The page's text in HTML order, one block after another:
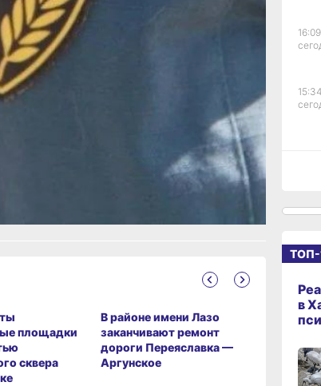
площадки
сквера
В районе имени Лазо
заканчивают ремонт
дороги Переяславка —
Аргунское
Тысячи
ТОП-
в